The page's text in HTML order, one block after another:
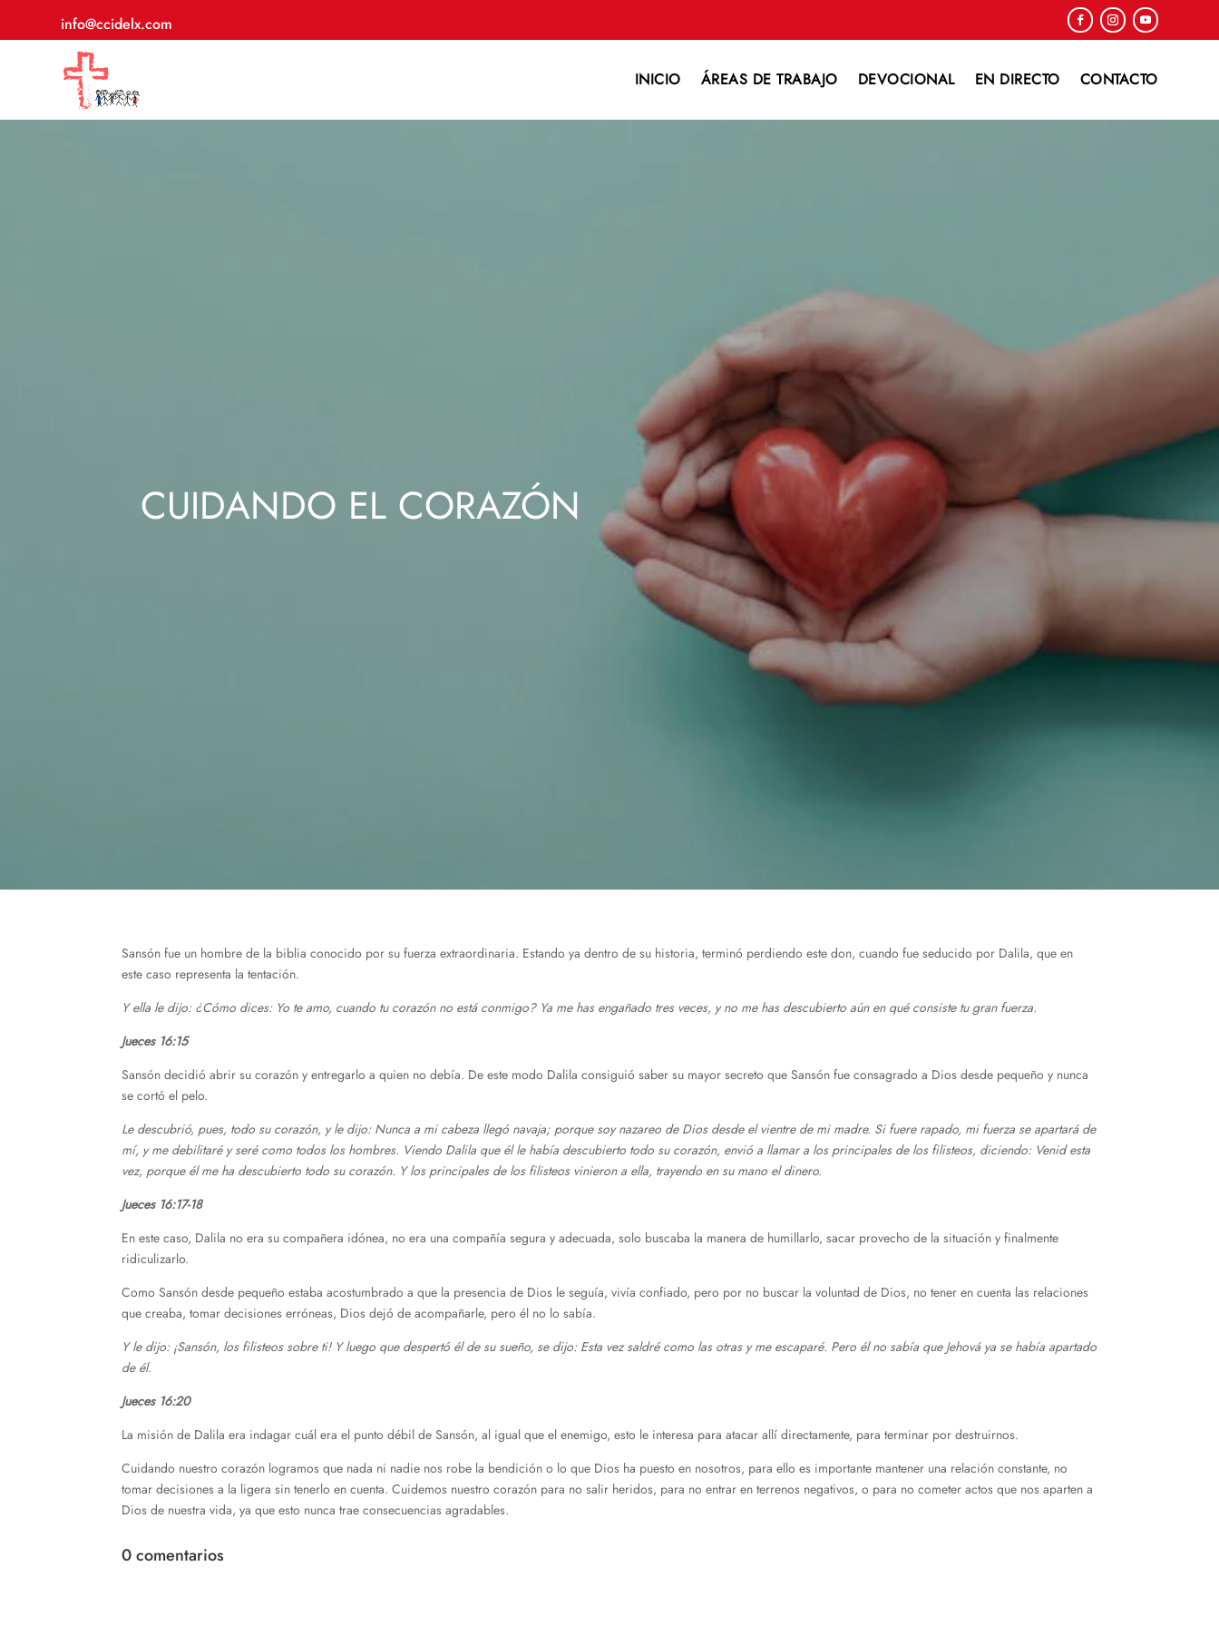
info@ccidelx.com
INICIO ÁREAS DE TRABAJO DEVOCIONAL EN DIRECTO CONTACTO
CUIDANDO EL CORAZÓN
Sansón fue un hombre de la biblia conocido por su fuerza extraordinaria. Estando ya dentro de su historia, terminó perdiendo este don, cuando fue seducido por Dalila, que en
este caso representa la tentación.
Y ella le dijo: ¿Cómo dices: Yo te amo, cuando tu corazón no está conmigo? Ya me has engañado tres veces, y no me has descubierto aún en qué consiste tu gran fuerza.
Jueces 16:15
Sansón decidió abrir su corazón y entregarlo a quien no debía. De este modo Dalila consiguió saber su mayor secreto que Sansón fue consagrado a Dios desde pequeño y nunca
se cortó el pelo.
Le descubrió, pues, todo su corazón, y le dijo: Nunca a mi cabeza llegó navaja; porque soy nazareo de Dios desde el vientre de mi madre. Si fuere rapado, mi fuerza se apartará de
mí, y me debilitaré y seré como todos los hombres. Viendo Dalila que él le había descubierto todo su corazón, envió a llamar a los principales de los filisteos, diciendo: Venid esta
vez, porque él me ha descubierto todo su corazón. Y los principales de los filisteos vinieron a ella, trayendo en su mano el dinero.
Jueces 16:17-18
En este caso, Dalila no era su compañera idónea, no era una compañía segura y adecuada, solo buscaba la manera de humillarlo, sacar provecho de la situación y finalmente
ridiculizarlo.
Como Sansón desde pequeño estaba acostumbrado a que la presencia de Dios le seguía, vivía confiado, pero por no buscar la voluntad de Dios, no tener en cuenta las relaciones
que creaba, tomar decisiones erróneas, Dios dejó de acompañarle, pero él no lo sabía.
Y le dijo: ¡Sansón, los filisteos sobre ti! Y luego que despertó él de su sueño, se dijo: Esta vez saldré como las otras y me escaparé. Pero él no sabía que Jehová ya se había apartado
de él.
Jueces 16:20
La misión de Dalila era indagar cuál era el punto débil de Sansón, al igual que el enemigo, esto le interesa para atacar allí directamente, para terminar por destruirnos.
Cuidando nuestro corazón logramos que nada ni nadie nos robe la bendición o lo que Dios ha puesto en nosotros, para ello es importante mantener una relación constante, no
tomar decisiones a la ligera sin tenerlo en cuenta. Cuidemos nuestro corazón para no salir heridos, para no entrar en terrenos negativos, o para no cometer actos que nos aparten a
Dios de nuestra vida, ya que esto nunca trae consecuencias agradables.
0 comentarios